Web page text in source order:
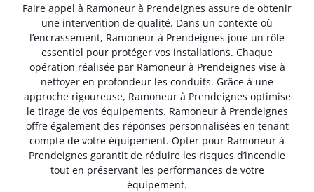
Faire appel à Ramoneur à Prendeignes assure de obtenir
une intervention de qualité. Dans un contexte où
l’encrassement, Ramoneur à Prendeignes joue un rôle
essentiel pour protéger vos installations. Chaque
opération réalisée par Ramoneur à Prendeignes vise à
nettoyer en profondeur les conduits. Grâce à une
approche rigoureuse, Ramoneur à Prendeignes optimise
le tirage de vos équipements. Ramoneur à Prendeignes
offre également des réponses personnalisées en tenant
compte de votre équipement. Opter pour Ramoneur à
Prendeignes garantit de réduire les risques d’incendie
tout en préservant les performances de votre
équipement.